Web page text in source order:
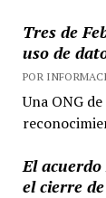
Tres de
uso de
POR
Una ONG
El
el cierre